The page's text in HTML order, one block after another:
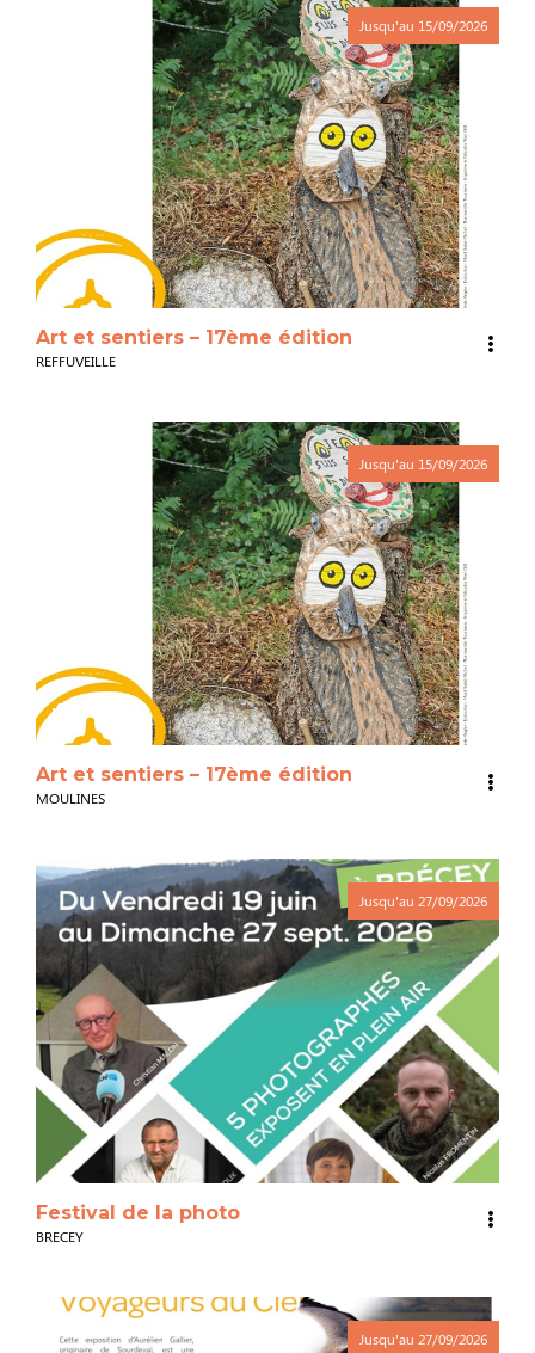
Jusqu'au 15/09/2026
Art et sentiers – 17ème édition
REFFUVEILLE
Jusqu'au 15/09/2026
Art et sentiers – 17ème édition
MOULINES
Jusqu'au 27/09/2026
Festival de la photo
BRECEY
Jusqu'au 27/09/2026